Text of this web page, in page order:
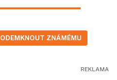
ODEMKNOUT ZNÁMÉMU